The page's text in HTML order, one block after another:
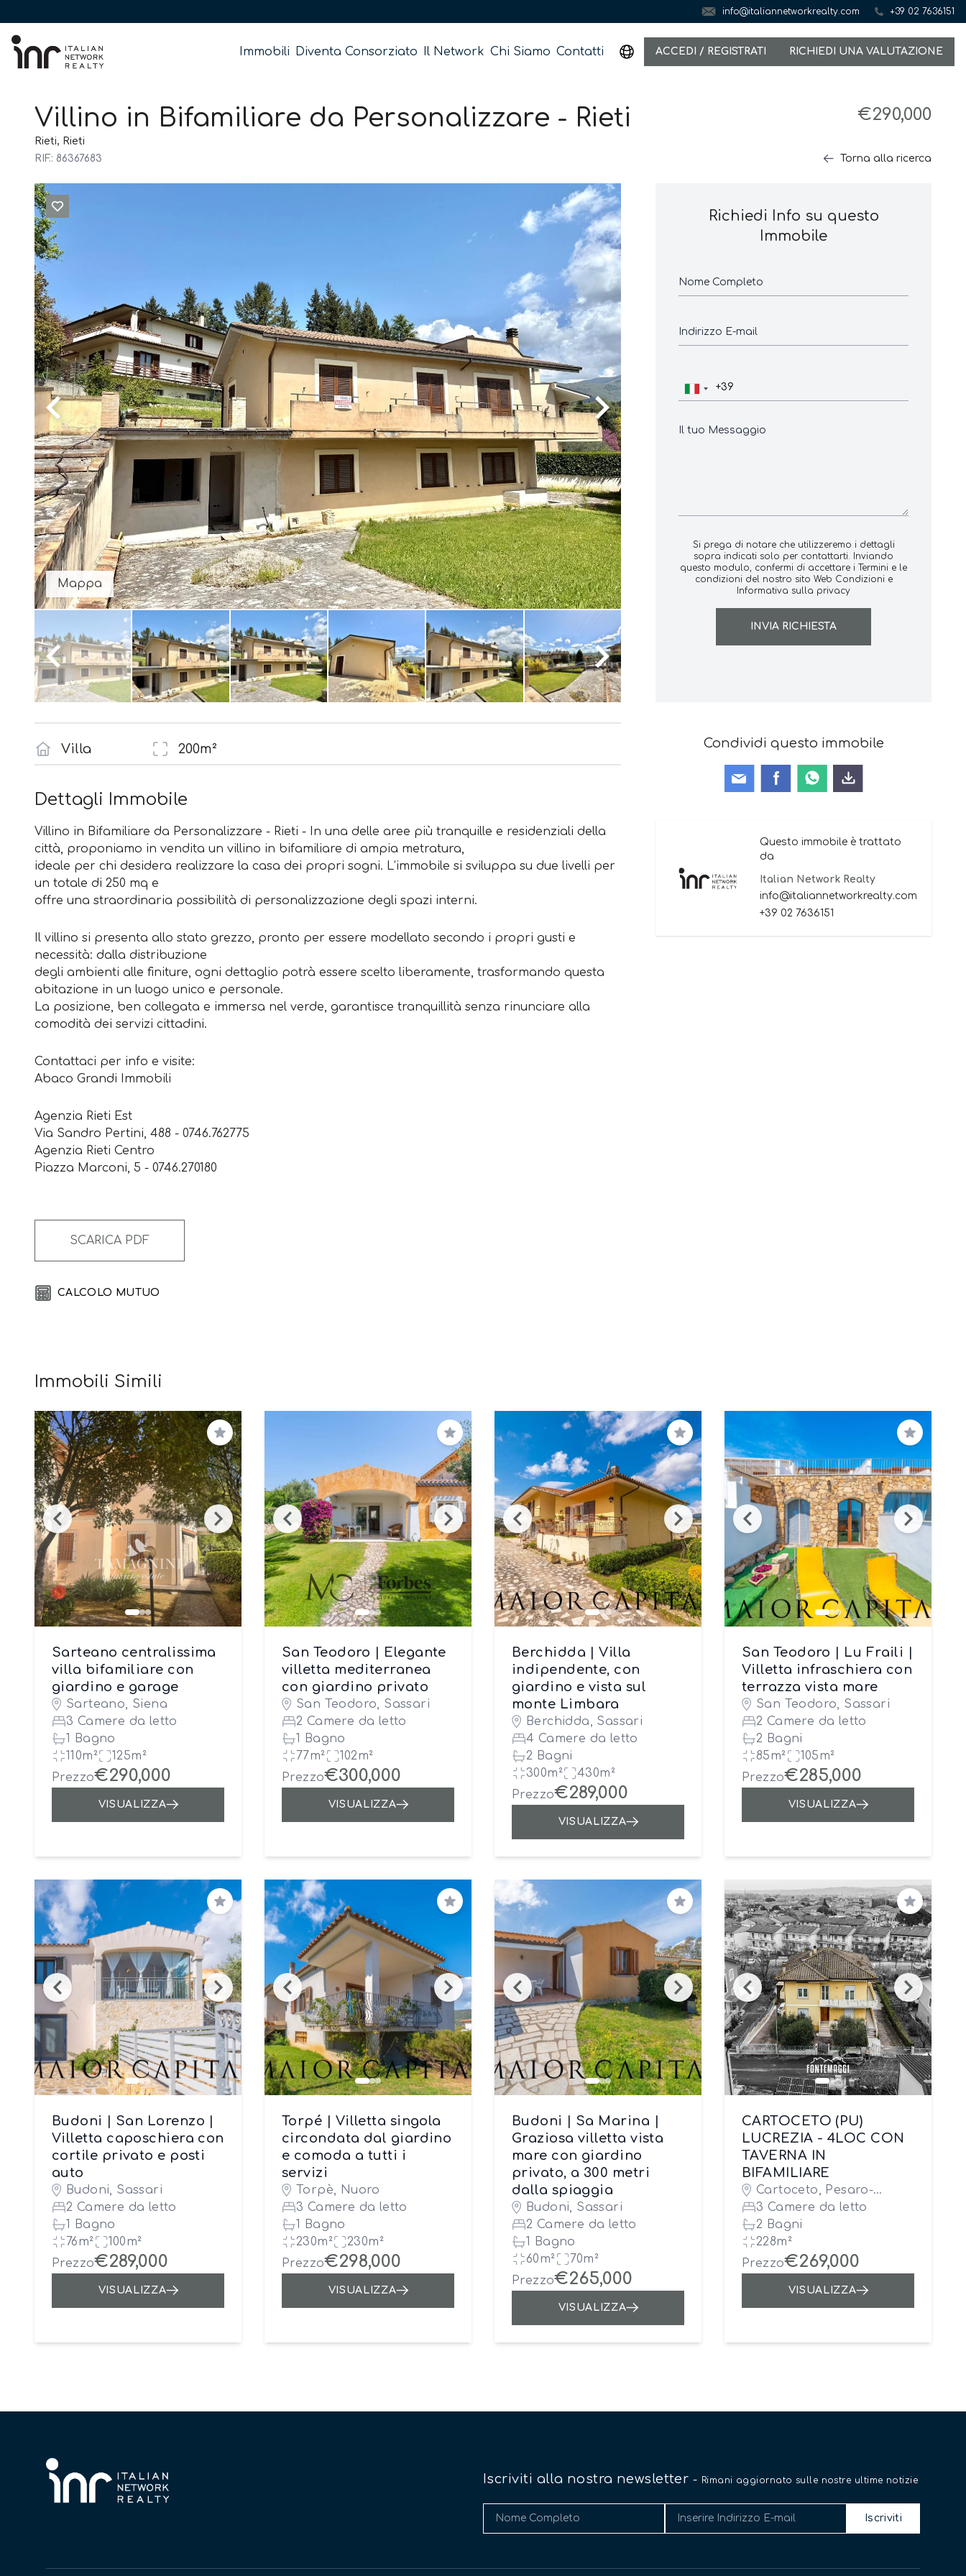
info@italiannetworkrealty.com +39 02 7636151
Immobili Diventa Consorziato Il Network Chi Siamo Contatti ACCEDI / REGISTRATI RICHIEDI UNA VALUTAZIONE
Villino in Bifamiliare da Personalizzare - Rieti
Rieti, Rieti
€290,000
RIF.: 86367683 Torna alla ricerca
Mappa
Richiedi Info su questo
Immobile
Si prega di notare che utilizzeremo i dettagli
sopra indicati solo per contattarti. Inviando
questo modulo, confermi di accettare i Termini e le
condizioni del nostro sito Web Condizioni e
Informativa sulla privacy
Villa 200m²
Dettagli Immobile
Villino in Bifamiliare da Personalizzare - Rieti - In una delle aree più tranquille e residenziali della
città, proponiamo in vendita un villino in bifamiliare di ampia metratura,
ideale per chi desidera realizzare la casa dei propri sogni. L’immobile si sviluppa su due livelli per
un totale di 250 mq e
offre una straordinaria possibilità di personalizzazione degli spazi interni.
Il villino si presenta allo stato grezzo, pronto per essere modellato secondo i propri gusti e
necessità: dalla distribuzione
degli ambienti alle finiture, ogni dettaglio potrà essere scelto liberamente, trasformando questa
abitazione in un luogo unico e personale.
La posizione, ben collegata e immersa nel verde, garantisce tranquillità senza rinunciare alla
comodità dei servizi cittadini.
Contattaci per info e visite:
Abaco Grandi Immobili
Agenzia Rieti Est
Via Sandro Pertini, 488 - 0746.762775
Agenzia Rieti Centro
Piazza Marconi, 5 - 0746.270180
SCARICA PDF
CALCOLO MUTUO
Condividi questo immobile
Questo immobile è trattato
da
Italian Network Realty
info@italiannetworkrealty.com
+39 02 7636151
Immobili Simili
Salva
Sarteano centralissima
villa bifamiliare con
giardino e garage
Sarteano, Siena
3 Camere da letto
1 Bagno
110m²
125m²
Prezzo€290,000
VISUALIZZA
Salva
San Teodoro | Elegante
villetta mediterranea
con giardino privato
San Teodoro, Sassari
2 Camere da letto
1 Bagno
77m²
102m²
Prezzo€300,000
VISUALIZZA
Salva
Berchidda | Villa
indipendente, con
giardino e vista sul
monte Limbara
Berchidda, Sassari
4 Camere da letto
2 Bagni
300m²
430m²
Prezzo€289,000
VISUALIZZA
Salva
San Teodoro | Lu Fraili |
Villetta infraschiera con
terrazza vista mare
San Teodoro, Sassari
2 Camere da letto
2 Bagni
85m²
105m²
Prezzo€285,000
VISUALIZZA
Salva
Budoni | San Lorenzo |
Villetta caposchiera con
cortile privato e posti
auto
Budoni, Sassari
2 Camere da letto
1 Bagno
76m²
100m²
Prezzo€289,000
VISUALIZZA
Salva
Torpé | Villetta singola
circondata dal giardino
e comoda a tutti i
servizi
Torpè, Nuoro
3 Camere da letto
1 Bagno
230m²
230m²
Prezzo€298,000
VISUALIZZA
Salva
Budoni | Sa Marina |
Graziosa villetta vista
mare con giardino
privato, a 300 metri
dalla spiaggia
Budoni, Sassari
2 Camere da letto
1 Bagno
60m²
70m²
Prezzo€265,000
VISUALIZZA
Salva
CARTOCETO (PU)
LUCREZIA - 4LOC CON
TAVERNA IN
BIFAMILIARE
Cartoceto, Pesaro-
Urbino
3 Camere da letto
2 Bagni
228m²
Prezzo€269,000
VISUALIZZA
Iscriviti alla nostra newsletter - Rimani aggiornato sulle nostre ultime notizie
Iscriviti